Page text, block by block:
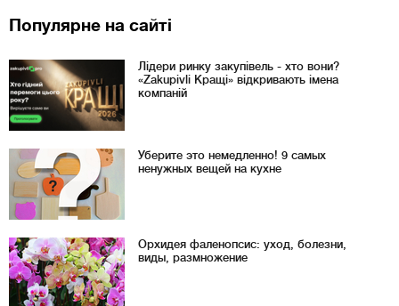
Популярне на сайті
Лідери ринку закупівель - хто вони?
«Zakupivli Кращі» відкривають імена
компаній
Уберите это немедленно! 9 самых
ненужных вещей на кухне
Орхидея фаленопсис: уход, болезни,
виды, размножение